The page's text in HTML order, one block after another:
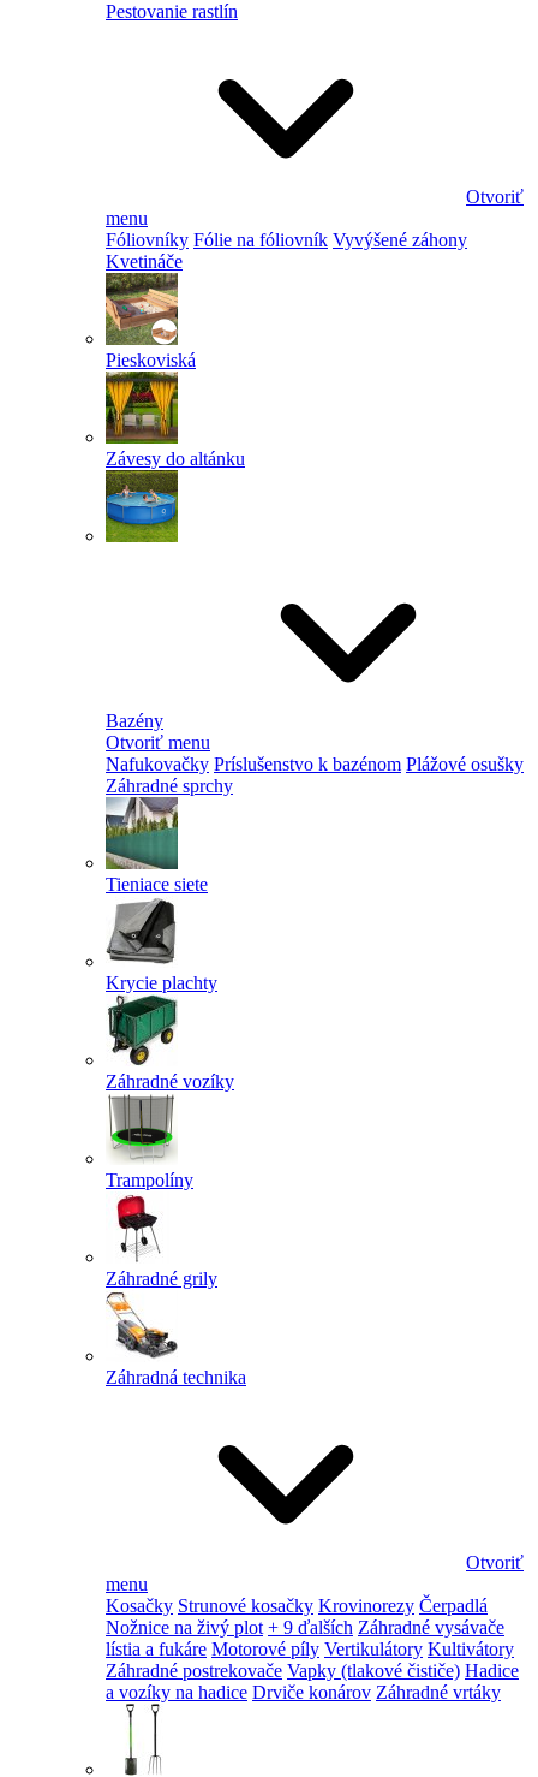
Pestovanie rastlín
Otvoriť
menu
Fóliovníky Fólie na fóliovník Vyvýšené záhony
Kvetináče
Pieskoviská
Závesy do altánku
Bazény
Otvoriť menu
Nafukovačky Príslušenstvo k bazénom Plážové osušky
Záhradné sprchy
Tieniace siete
Krycie plachty
Záhradné vozíky
Trampolíny
Záhradné grily
Záhradná technika
Otvoriť
menu
Kosačky Strunové kosačky Krovinorezy Čerpadlá
Nožnice na živý plot + 9 ďalších Záhradné vysávače
lístia a fukáre Motorové píly Vertikulátory Kultivátory
Záhradné postrekovače Vapky (tlakové čističe) Hadice
a vozíky na hadice Drviče konárov Záhradné vrtáky